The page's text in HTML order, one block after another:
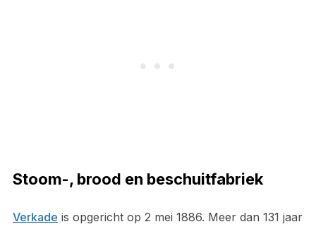
Stoom-, brood en beschuitfabriek
Verkade is opgericht op 2 mei 1886. Meer dan 131 jaar